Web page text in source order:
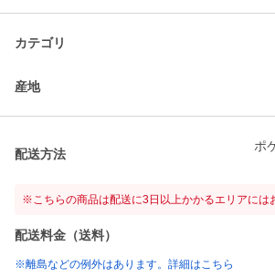
カテゴリ
産地
配送方法
ポ
※こちらの商品は配送に3日以上かかるエリアには
配送料金（送料）
※離島などの例外はあります。詳細はこちら